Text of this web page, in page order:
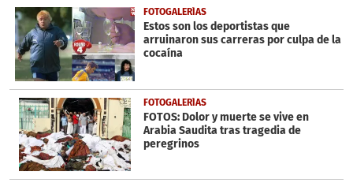
51
seconds
FOTOGALERÍAS
Estos son los deportistas que
arruinaron sus carreras por culpa de la
cocaína
FOTOGALERÍAS
FOTOS: Dolor y muerte se vive en
Arabia Saudita tras tragedia de
peregrinos